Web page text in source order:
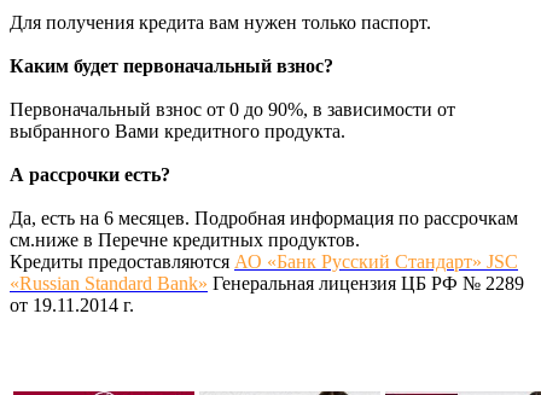
Для получения кредита вам нужен только паспорт.
Каким будет первоначальный взнос?
Первоначальный взнос от 0 до 90%, в зависимости от
выбранного Вами кредитного продукта.
А рассрочки есть?
Да, есть на 6 месяцев. Подробная информация по рассрочкам
см.ниже в Перечне кредитных продуктов.
Кредиты предоставляются АО «Банк Русский Стандарт» JSC
«Russian Standard Bank» Генеральная лицензия ЦБ РФ № 2289
от 19.11.2014 г.